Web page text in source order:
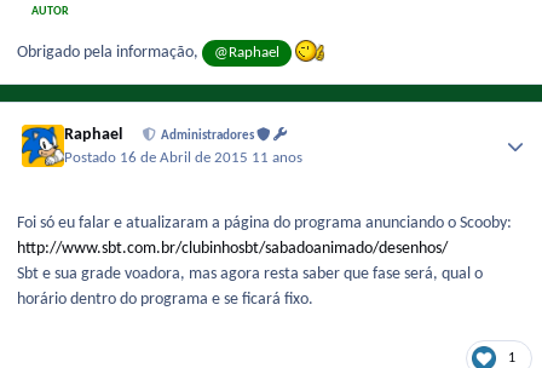
AUTOR
Obrigado pela informação, @Raphael
Raphael Administradores
Postado 16 de Abril de 2015 11 anos
Foi só eu falar e atualizaram a página do programa anunciando o Scooby:
http://www.sbt.com.br/clubinhosbt/sabadoanimado/desenhos/
Sbt e sua grade voadora, mas agora resta saber que fase será, qual o
horário dentro do programa e se ficará fixo.
1